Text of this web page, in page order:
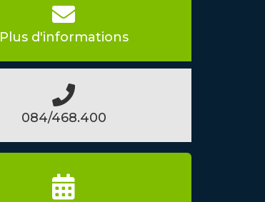
Plus d'informations
084/468.400